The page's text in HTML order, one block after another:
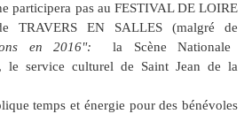
participera pas au FESTIVAL DE LOIRE
TRAVERS EN SALLES (malgré de
en 2016":la Scène Nationale
le service culturel de Saint Jean de la
temps et énergie pour des bénévoles